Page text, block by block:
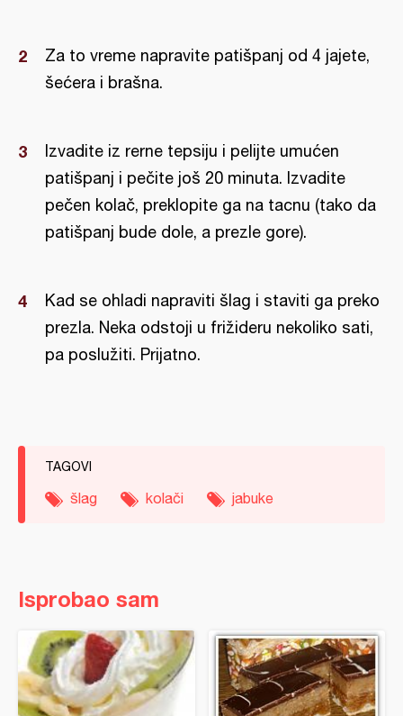
Za to vreme napravite patišpanj od 4 jajete,
šećera i brašna.
Izvadite iz rerne tepsiju i pelijte umućen
patišpanj i pečite još 20 minuta. Izvadite
pečen kolač, preklopite ga na tacnu (tako da
patišpanj bude dole, a prezle gore).
Kad se ohladi napraviti šlag i staviti ga preko
prezla. Neka odstoji u frižideru nekoliko sati,
pa poslužiti. Prijatno.
TAGOVI
šlag kolači jabuke
Isprobao sam